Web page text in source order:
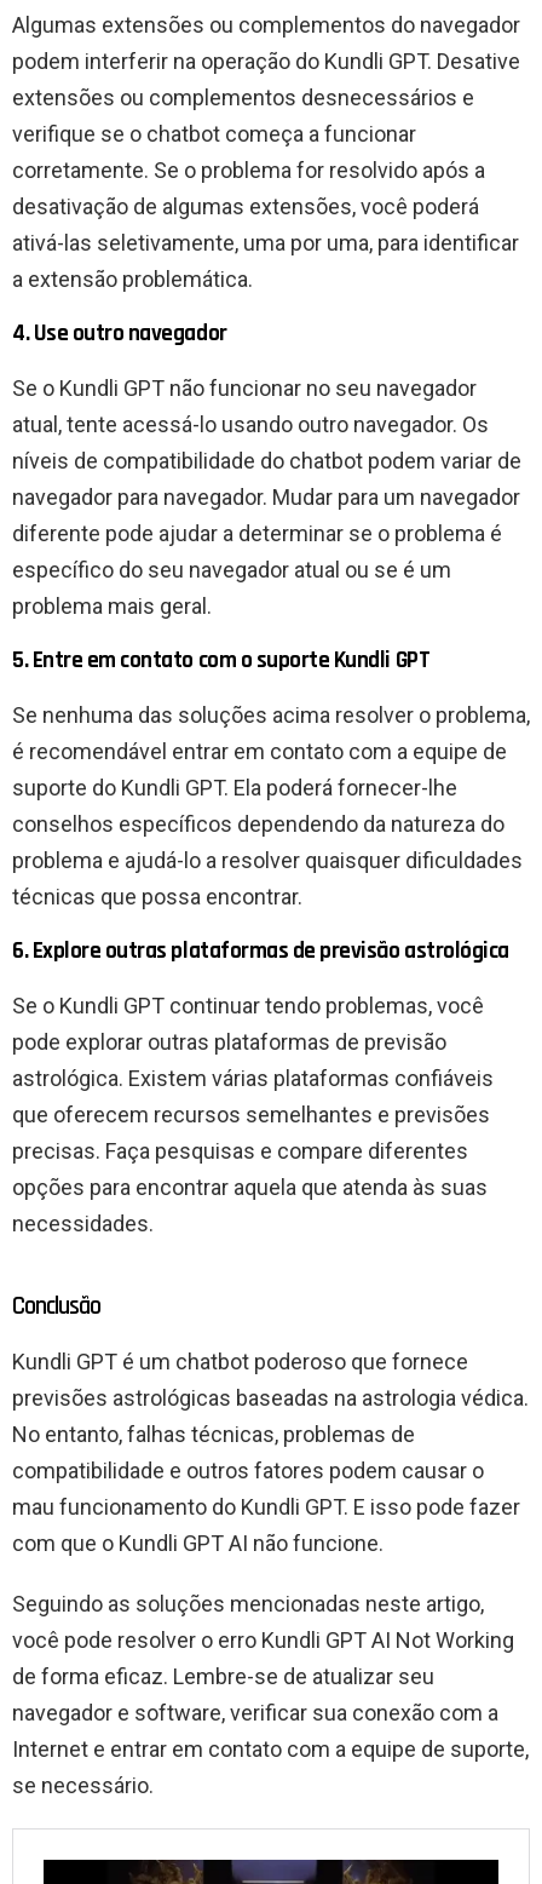
Algumas extensões ou complementos do navegador
podem interferir na operação do Kundli GPT. Desative
extensões ou complementos desnecessários e
verifique se o chatbot começa a funcionar
corretamente. Se o problema for resolvido após a
desativação de algumas extensões, você poderá
ativá-las seletivamente, uma por uma, para identificar
a extensão problemática.
4. Use outro navegador
Se o Kundli GPT não funcionar no seu navegador
atual, tente acessá-lo usando outro navegador. Os
níveis de compatibilidade do chatbot podem variar de
navegador para navegador. Mudar para um navegador
diferente pode ajudar a determinar se o problema é
específico do seu navegador atual ou se é um
problema mais geral.
5. Entre em contato com o suporte Kundli GPT
Se nenhuma das soluções acima resolver o problema,
é recomendável entrar em contato com a equipe de
suporte do Kundli GPT. Ela poderá fornecer-lhe
conselhos específicos dependendo da natureza do
problema e ajudá-lo a resolver quaisquer dificuldades
técnicas que possa encontrar.
6. Explore outras plataformas de previsão astrológica
Se o Kundli GPT continuar tendo problemas, você
pode explorar outras plataformas de previsão
astrológica. Existem várias plataformas confiáveis ​​
que oferecem recursos semelhantes e previsões
precisas. Faça pesquisas e compare diferentes
opções para encontrar aquela que atenda às suas
necessidades.
Conclusão
Kundli GPT é um chatbot poderoso que fornece
previsões astrológicas baseadas na astrologia védica.
No entanto, falhas técnicas, problemas de
compatibilidade e outros fatores podem causar o
mau funcionamento do Kundli GPT. E isso pode fazer
com que o Kundli GPT AI não funcione.
Seguindo as soluções mencionadas neste artigo,
você pode resolver o erro Kundli GPT AI Not Working
de forma eficaz. Lembre-se de atualizar seu
navegador e software, verificar sua conexão com a
Internet e entrar em contato com a equipe de suporte,
se necessário.